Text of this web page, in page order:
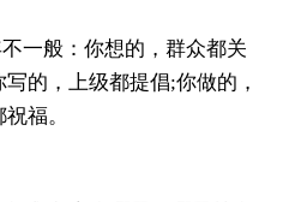
一般：你想的，群众都关
的，上级都提倡;你做的，
福。